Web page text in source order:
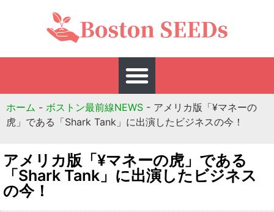
ホーム - ボストン最前線NEWS - アメリカ版「¥マネーの
虎」である「Shark Tank」に出演したビジネスの今！
アメリカ版「¥マネーの虎」である
「Shark Tank」に出演したビジネス
の今！